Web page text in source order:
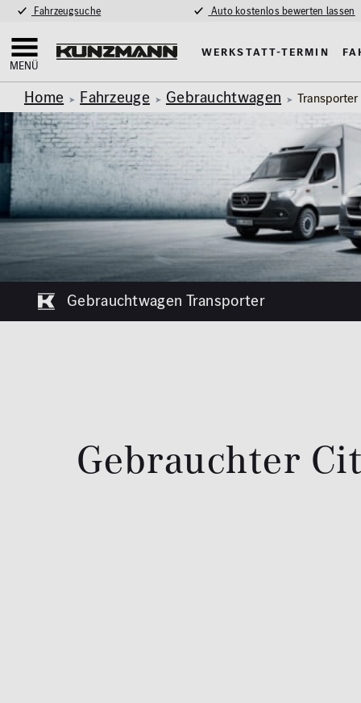
Fahrzeugsuche Auto kostenlos bewerten lassen
MENÜ
Werkstatt-Termin
Home Fahrzeuge Gebrauchtwagen Transporter
Gebrauchtwagen Transporter
Gebrauchter